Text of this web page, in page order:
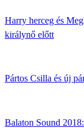
Harry herceg és
királynő előtt
Pártos Csilla és új
Balaton Sound